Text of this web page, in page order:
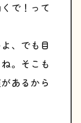
で！って
、でも目
。そこも
あるから